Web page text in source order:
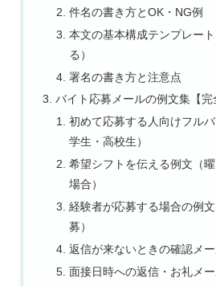
件名の書き方とOK・NG例
本文の基本構成テンプレー
る）
署名の書き方と注意点
バイト応募メールの例文集【完
初めて応募する人向けフル
学生・高校生）
希望シフトを伝える例文（
場合）
経験者が応募する場合の例
募）
返信が来ないときの確認メ
面接日時への返信・お礼メ